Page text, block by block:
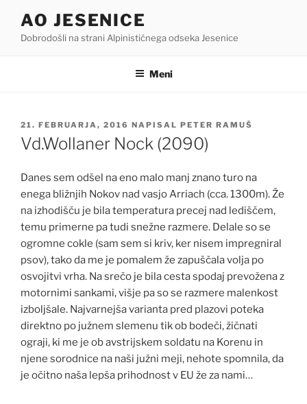
vsebino
AO JESENICE
Dobrodošli na strani Alpinističnega odseka Jesenice
Meni
OBJAVLJENO
DNE
21. FEBRUARJA, 2016 NAPISAL PETER RAMUŠ
Vd.Wollaner Nock (2090)
Danes sem odšel na eno malo manj znano turo na
enega bližnjih Nokov nad vasjo Arriach (cca. 1300m). Že
na izhodišču je bila temperatura precej nad lediščem,
temu primerne pa tudi snežne razmere. Delale so se
ogromne cokle (sam sem si kriv, ker nisem impregniral
psov), tako da me je pomalem že zapuščala volja po
osvojitvi vrha. Na srečo je bila cesta spodaj prevožena z
motornimi sankami, višje pa so se razmere malenkost
izboljšale. Najvarnejša varianta pred plazovi poteka
direktno po južnem slemenu tik ob bodeči, žičnati
ograji, ki me je ob avstrijskem soldatu na Korenu in
njene sorodnice na naši južni meji, nehote spomnila, da
je očitno naša lepša prihodnost v EU že za nami…